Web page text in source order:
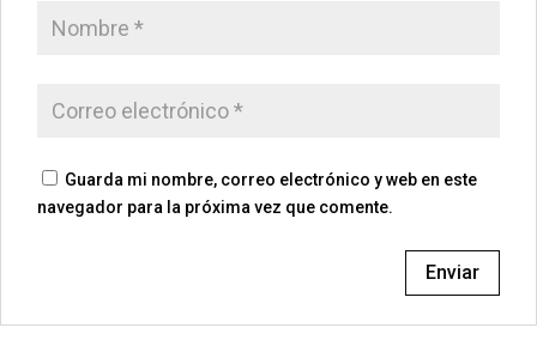
Guarda mi nombre, correo electrónico y web en este
navegador para la próxima vez que comente.